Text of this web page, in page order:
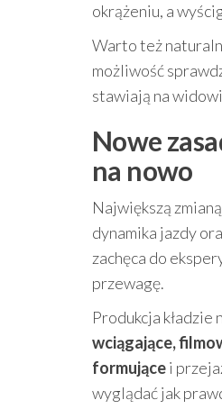
okrążeniu, a
Warto też
możliwość
stawiają na
Nowe
na nowo
Największą
dynamika jazdy
zachęca do
przewagę.
Produkcja kładzie
wciągające,
formującei
wyglądać jak